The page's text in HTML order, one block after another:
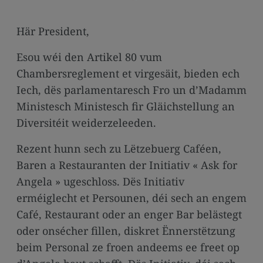
Här President,
Esou wéi den Artikel 80 vum
Chambersreglement et virgesäit, bieden ech
Iech, dës parlamentaresch Fro un d’Madamm
Ministesch Ministesch fir Gläichstellung an
Diversitéit weiderzeleeden.
Rezent hunn sech zu Lëtzebuerg Caféen,
Baren a Restauranten der Initiativ « Ask for
Angela » ugeschloss. Dës Initiativ
erméiglecht et Persounen, déi sech an engem
Café, Restaurant oder an enger Bar belästegt
oder onsécher fillen, diskret Ënnerstëtzung
beim Personal ze froen andeems ee freet op